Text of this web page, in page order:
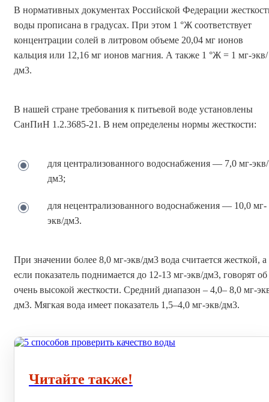
В нормативных документах Российской Федерации
воды прописана в градусах. При этом 1 °Ж соответствует
концентрации солей в литровом объеме 20,04 мг ионов
кальция или 12,16 мг ионов магния. А также 1 °Ж = 1 мг-экв/
дм3.
В нашей стране требования к питьевой воде установлены
СанПиН 1.2.3685-21. В нем определены нормы жесткости:
для централизованного водоснабжения — 7,0 мг-экв/
дм3;
для нецентрализованного водоснабжения — 10,0 мг-
экв/дм3.
При значении более 8,0 мг-экв/дм3 вода считается жесткой, а
если показатель поднимается до 12-13 мг-экв/дм3, говорят об
очень высокой жесткости. Средний диапазон – 4,0– 8,0 мг-
дм3. Мягкая вода имеет показатель 1,5–4,0 мг-экв/дм3.
Читайте также!